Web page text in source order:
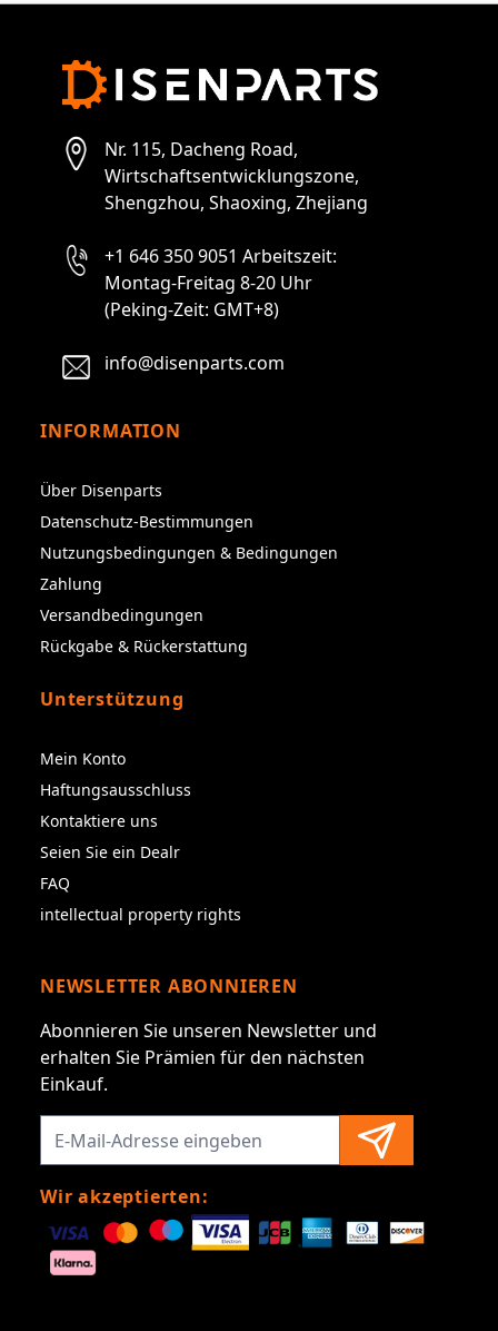
Nr. 115, Dacheng Road,
Wirtschaftsentwicklungszone,
Shengzhou, Shaoxing, Zhejiang
+1 646 350 9051 Arbeitszeit:
Montag-Freitag 8-20 Uhr
(Peking-Zeit: GMT+8)
info@disenparts.com
INFORMATION
Über Disenparts
Datenschutz-Bestimmungen
Nutzungsbedingungen & Bedingungen
Zahlung
Versandbedingungen
Rückgabe & Rückerstattung
Unterstützung
Mein Konto
Haftungsausschluss
Kontaktiere uns
Seien Sie ein Dealr
FAQ
intellectual property rights
NEWSLETTER ABONNIEREN
Abonnieren Sie unseren Newsletter und
erhalten Sie Prämien für den nächsten
Einkauf.
Wir akzeptierten: